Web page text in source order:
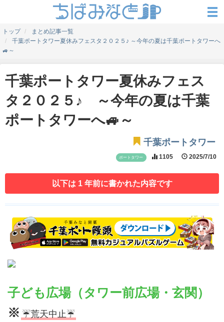
トップ
まとめ記事一覧
千葉ポートタワー夏休みフェスタ２０２５♪ ～今年の夏は千葉ポートタワーへ
🚙～
千葉ポートタワー夏休みフェス
タ２０２５♪ ～今年の夏は千葉
ポートタワーへ🚙～
千葉ポートタワー
ポートタワー 1105 2025/7/10
以下は 1 年前に書かれた内容です
子ども広場（タワー前広場・玄関）
※ ☔荒天中止☔